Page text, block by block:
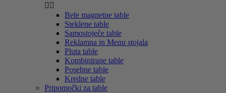
 
Bele magnetne table
Steklene table
Samostoječe table
Reklamna in Menu stojala
Pluta table
Kombinirane table
Posebne table
Kredne table
Pripomočki za table